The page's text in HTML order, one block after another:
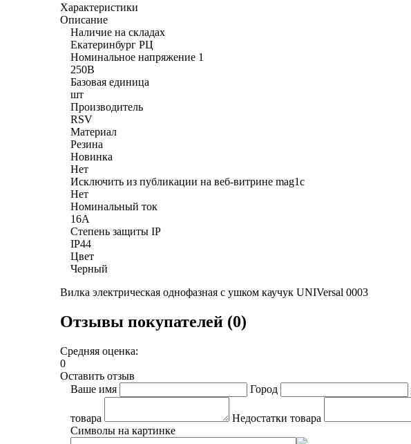
Характеристики
Описание
Наличие на складах
Екатеринбург РЦ
Номинальное напряжение 1
250В
Базовая единица
шт
Производитель
RSV
Материал
Резина
Новинка
Нет
Исключить из публикации на веб-витрине mag1c
Нет
Номинальный ток
16А
Степень защиты IP
IP44
Цвет
Черный
Вилка электрическая однофазная с ушком каучук UNIVersal 0003
Отзывы покупателей (0)
Средняя оценка:
0
Оставить отзыв
Ваше имя
Город
товара
Недостатки товара
Символы на картинке